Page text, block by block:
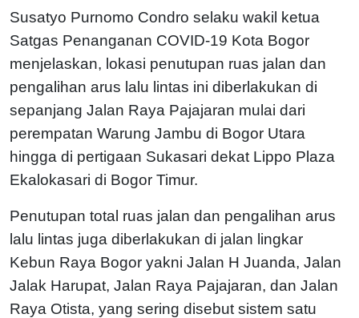
Susatyo Purnomo Condro selaku wakil ketua
Satgas Penanganan COVID-19 Kota Bogor
menjelaskan, lokasi penutupan ruas jalan dan
pengalihan arus lalu lintas ini diberlakukan di
sepanjang Jalan Raya Pajajaran mulai dari
perempatan Warung Jambu di Bogor Utara
hingga di pertigaan Sukasari dekat Lippo Plaza
Ekalokasari di Bogor Timur.
Penutupan total ruas jalan dan pengalihan arus
lalu lintas juga diberlakukan di jalan lingkar
Kebun Raya Bogor yakni Jalan H Juanda, Jalan
Jalak Harupat, Jalan Raya Pajajaran, dan Jalan
Raya Otista, yang sering disebut sistem satu